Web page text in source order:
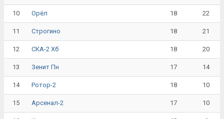
10 Орёл 18 22
11 Строгино 18 21
12 СКА-2 Хб 18 20
13 Зенит Пн 17 14
14 Ротор-2 18 10
15 Арсенал-2 17 10